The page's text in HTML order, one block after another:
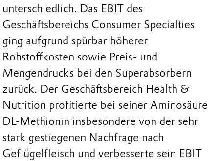
unterschiedlich. Das EBIT des
Geschäftsbereichs Consumer Specialties
ging aufgrund spürbar höherer
Rohstoffkosten sowie Preis- und
Mengendrucks bei den Superabsorbern
zurück. Der Geschäftsbereich Health &
Nutrition profitierte bei seiner Aminosäure
DL-Methionin insbesondere von der sehr
stark gestiegenen Nachfrage nach
Geflügelfleisch und verbesserte sein EBIT